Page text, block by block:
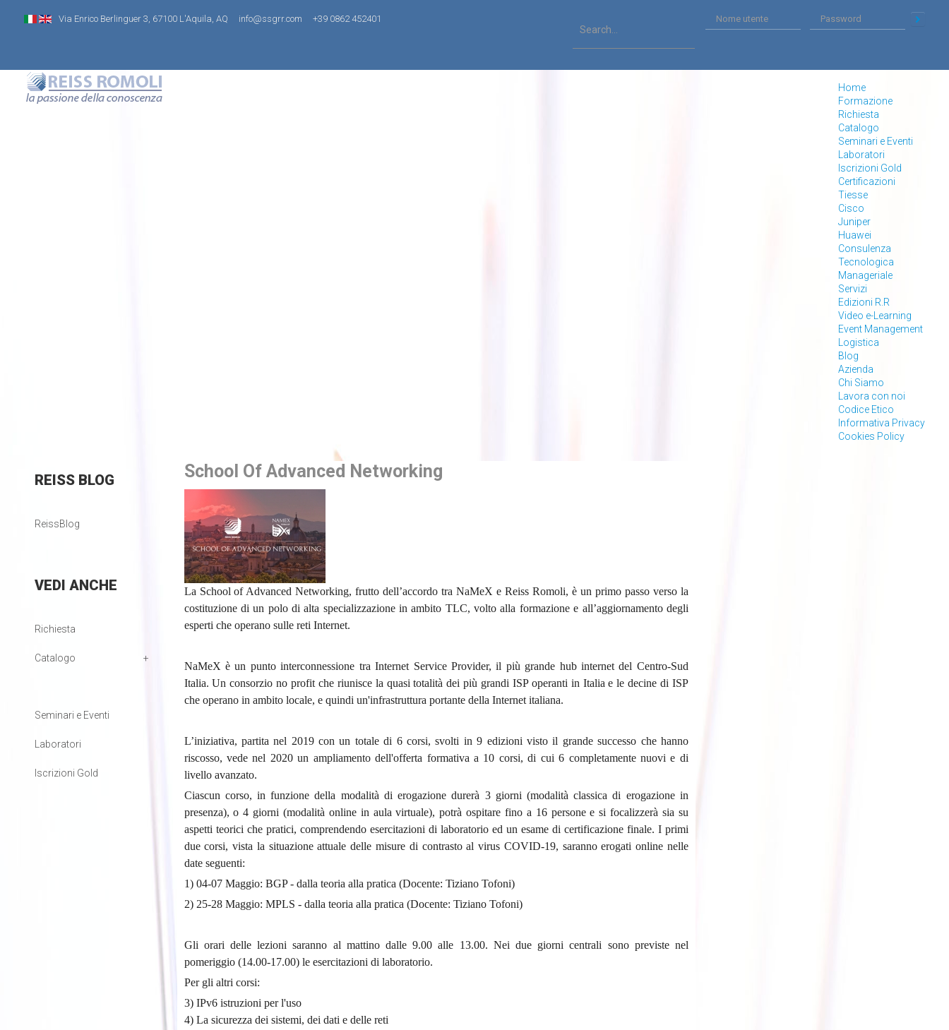
Via Enrico Berlinguer 3, 67100 L'Aquila, AQ info@ssgrr.com +39 0862 452401
Home
Formazione
Richiesta
Catalogo
Seminari e Eventi
Laboratori
Iscrizioni Gold
Certificazioni
Tiesse
Cisco
Juniper
Huawei
Consulenza
Tecnologica
Manageriale
Servizi
Edizioni R.R
Video e-Learning
Event Management
Logistica
Blog
Azienda
Chi Siamo
Lavora con noi
Codice Etico
Informativa Privacy
Cookies Policy
School Of Advanced Networking
La School of Advanced Networking, frutto dell’accordo tra NaMeX e Reiss Romoli, è un primo passo verso la
costituzione di un polo di alta specializzazione in ambito TLC, volto alla formazione e all’aggiornamento degli
esperti che operano sulle reti Internet.
NaMeX è un punto interconnessione tra Internet Service Provider, il più grande hub internet del Centro-Sud
Italia. Un consorzio no profit che riunisce la quasi totalità dei più grandi ISP operanti in Italia e le decine di ISP
che operano in ambito locale, e quindi un'infrastruttura portante della Internet italiana.
L’iniziativa, partita nel 2019 con un totale di 6 corsi, svolti in 9 edizioni visto il grande successo che hanno
riscosso, vede nel 2020 un ampliamento dell'offerta formativa a 10 corsi, di cui 6 completamente nuovi e di
livello avanzato.
Ciascun corso, in funzione della modalità di erogazione durerà 3 giorni (modalità classica di erogazione in
presenza), o 4 giorni (modalità online in aula virtuale), potrà ospitare fino a 16 persone e si focalizzerà sia su
aspetti teorici che pratici, comprendendo esercitazioni di laboratorio ed un esame di certificazione finale. I primi
due corsi, vista la situazione attuale delle misure di contrasto al virus COVID-19, saranno erogati online nelle
date seguenti:
1) 04-07 Maggio: BGP - dalla teoria alla pratica (Docente: Tiziano Tofoni)
2) 25-28 Maggio: MPLS - dalla teoria alla pratica (Docente: Tiziano Tofoni)
Gli orari delle lezioni saranno al mattino dalle 9.00 alle 13.00. Nei due giorni centrali sono previste nel
pomeriggio (14.00-17.00) le esercitazioni di laboratorio.
Per gli altri corsi:
3) IPv6 istruzioni per l'uso
4) La sicurezza dei sistemi, dei dati e delle reti
REISSBLOG
ReissBlog
VEDI ANCHE
Richiesta
Catalogo
Seminari e Eventi
Laboratori
Iscrizioni Gold